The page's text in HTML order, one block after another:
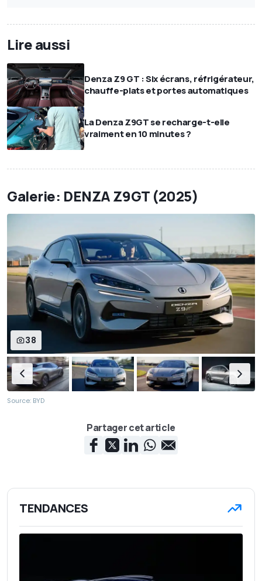
Lire aussi
Denza Z9 GT : Six écrans, réfrigérateur,
chauffe-plats et portes automatiques
La Denza Z9GT se recharge-t-elle
vraiment en 10 minutes ?
Galerie: DENZA Z9GT (2025)
38
Source: BYD
Partager cet article
TENDANCES